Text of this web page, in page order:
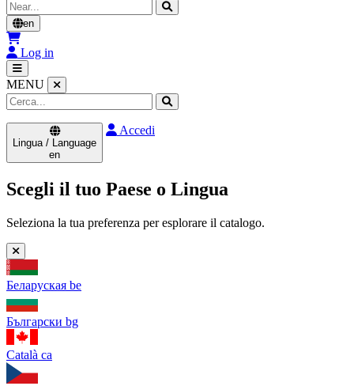
Cerca
en
Log in
MENU
Lingua / Language
en
Accedi
Scegli il tuo Paese o Lingua
Seleziona la tua preferenza per esplorare il catalogo.
Беларуская be
Български bg
Català ca